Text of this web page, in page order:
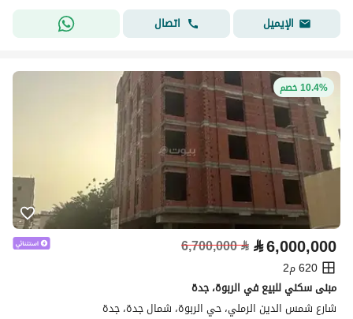
الإيميل
اتصال
10.4% خصم
⃁6,000,000
⃁
6,700,000
620 م2
مبنى سكني للبيع في الربوة، جدة
شارع شمس الدين الرملي، حي الربوة، شمال جدة، جدة